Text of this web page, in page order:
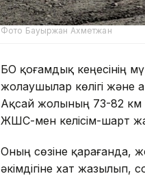
Фото Бауыржан Ахметжан
БҚО қоғамдық кеңесінің
жолаушылар көлігі және
Ақсай жолының 73-82 км
ЖШС-мен келісім-шарт
Оның сөзіне қарағанда,
әкімдігіне хат жазылып,